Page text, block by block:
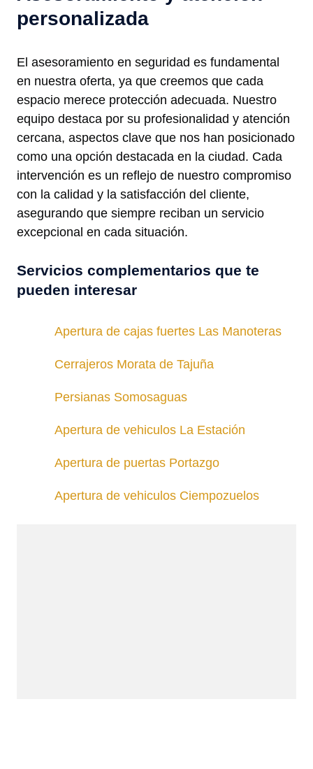
personalizada
El asesoramiento en seguridad es fundamental
en nuestra oferta, ya que creemos que cada
espacio merece protección adecuada. Nuestro
equipo destaca por su profesionalidad y atención
cercana, aspectos clave que nos han posicionado
como una opción destacada en la ciudad. Cada
intervención es un reflejo de nuestro compromiso
con la calidad y la satisfacción del cliente,
asegurando que siempre reciban un servicio
excepcional en cada situación.
Servicios complementarios que te
pueden interesar
Apertura de cajas fuertes Las Manoteras
Cerrajeros Morata de Tajuña
Persianas Somosaguas
Apertura de vehiculos La Estación
Apertura de puertas Portazgo
Apertura de vehiculos Ciempozuelos